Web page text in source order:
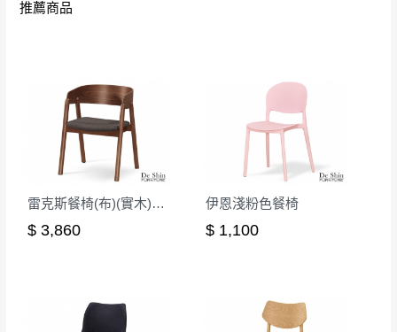
山區內等，或收貨地點搬運過於困難等因素，導致無
需以吊車或其他的吊掛方式吊運，費用將由買方自行
支付。
因大型傢俱有組裝、配送的問題，並非一般快速到貨
商品，無法指定特定時間送達，司機當天到貨前皆會
寶貴時間。
如遇自然災害、政府宣布之災害警報等不可抗力情
百貨公司配送暫無法配合開店前、閉店後時段，並送
至百貨公司卸貨區為限，恕無法送至指定樓面。
本公司部份商品無維修服務，超過7日鑑賞
期，商品使用年限，因客人使用習慣、居家
環境不同。若屬人為因素導致商品損壞、零
件短缺，則維修、搬運費用，需由消費者自
行吸收(另事先與消費者報價，消費者同意將
會進行維修)。
如欲放置營業場所及公開場合之商品則無享
推薦商品
雷克斯餐椅(布)(實木)(MI-744-1)
$ 3,860
伊恩淺粉色餐椅
$ 1,100